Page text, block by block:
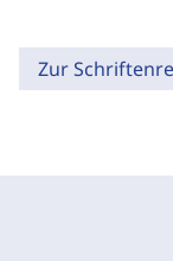
Zur